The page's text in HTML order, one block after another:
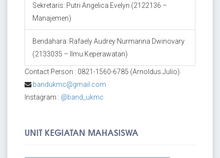
Sekretaris: Putri Angelica Evelyn (2122136 –
Manajemen)
Bendahara: Rafaely Audrey Nurmarina Dwinovary
(2133035 – Ilmu Keperawatan)
Contact Person : 0821-1560-6785 (Arnoldus Julio)
bandukmc@gmail.com
Instagram : @band_ukmc
UNIT KEGIATAN MAHASISWA